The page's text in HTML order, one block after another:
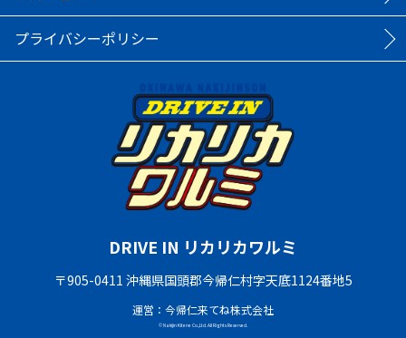
プライバシーポリシー
DRIVE IN リカリカワルミ
〒905-0411 沖縄県国頭郡今帰仁村字天底1124番地5
運営：今帰仁来てね株式会社
© Nakijin Kitene Co.,Ltd. All Rights Reserved.